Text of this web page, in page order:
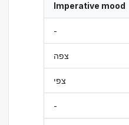
Imperative mood
-
צפה
צפי
-